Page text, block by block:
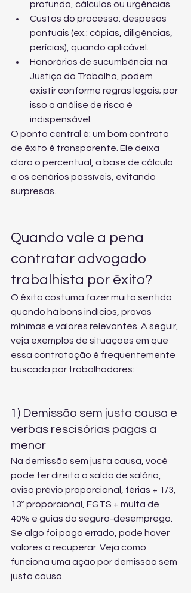
profunda, cálculos ou urgências.
Custos do processo: despesas
pontuais (ex.: cópias, diligências,
perícias), quando aplicável.
Honorários de sucumbência: na
Justiça do Trabalho, podem
existir conforme regras legais; por
isso a análise de risco é
indispensável.
O ponto central é: um bom contrato
de êxito é transparente. Ele deixa
claro o percentual, a base de cálculo
e os cenários possíveis, evitando
surpresas.
Quando vale a pena
contratar advogado
trabalhista por êxito?
O êxito costuma fazer muito sentido
quando há bons indícios, provas
mínimas e valores relevantes. A seguir,
veja exemplos de situações em que
essa contratação é frequentemente
buscada por trabalhadores:
1) Demissão sem justa causa e
verbas rescisórias pagas a
menor
Na demissão sem justa causa, você
pode ter direito a saldo de salário,
aviso prévio proporcional, férias + 1/3,
13º proporcional, FGTS + multa de
40% e guias do seguro-desemprego.
Se algo foi pago errado, pode haver
valores a recuperar. Veja como
funciona uma ação por demissão sem
justa causa